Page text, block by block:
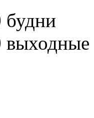
будни
выходные